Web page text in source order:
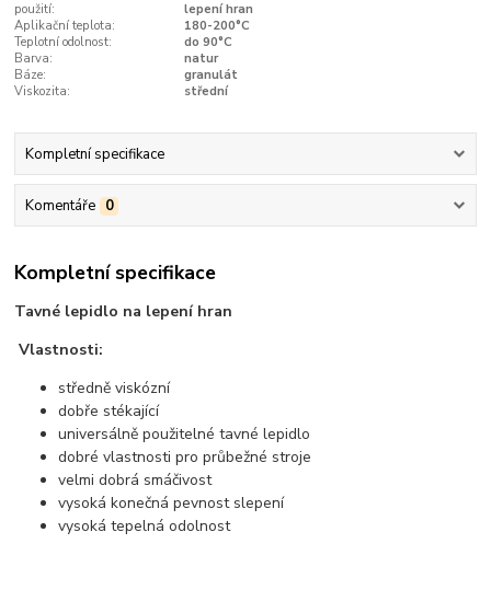
použití:
lepení hran
Aplikační teplota:
180-200°C
Teplotní odolnost:
do 90°C
Barva:
natur
Báze:
granulát
Viskozita:
střední
Kompletní specifikace
Komentáře 0
Kompletní specifikace
Tavné lepidlo na lepení hran
Vlastnosti:
středně viskózní
dobře stékající
universálně použitelné tavné lepidlo
dobré vlastnosti pro průbežné stroje
velmi dobrá smáčivost
vysoká konečná pevnost slepení
vysoká tepelná odolnost